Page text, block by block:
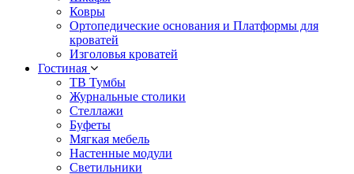
Ковры
Ортопедические основания и Платформы для
кроватей
Изголовья кроватей
Гостиная
ТВ Тумбы
Журнальные столики
Стеллажи
Буфеты
Мягкая мебель
Настенные модули
Светильники